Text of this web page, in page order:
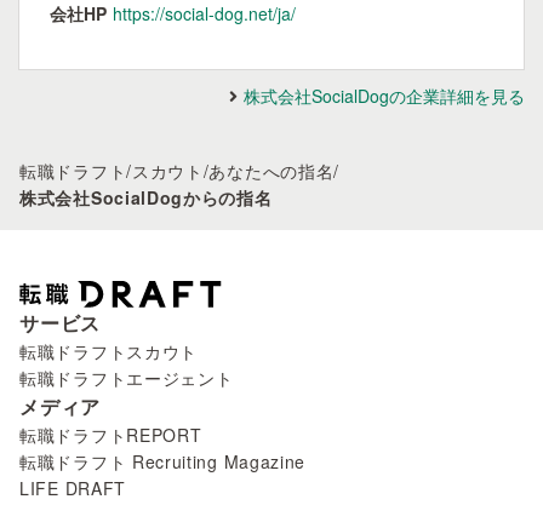
会社HP https://social-dog.net/ja/
株式会社SocialDogの企業詳細を見る
転職ドラフト/スカウト /あなたへの指名/
株式会社SocialDogからの指名
サービス
転職ドラフトスカウト
転職ドラフトエージェント
メディア
転職ドラフトREPORT
転職ドラフト Recruiting Magazine
LIFE DRAFT